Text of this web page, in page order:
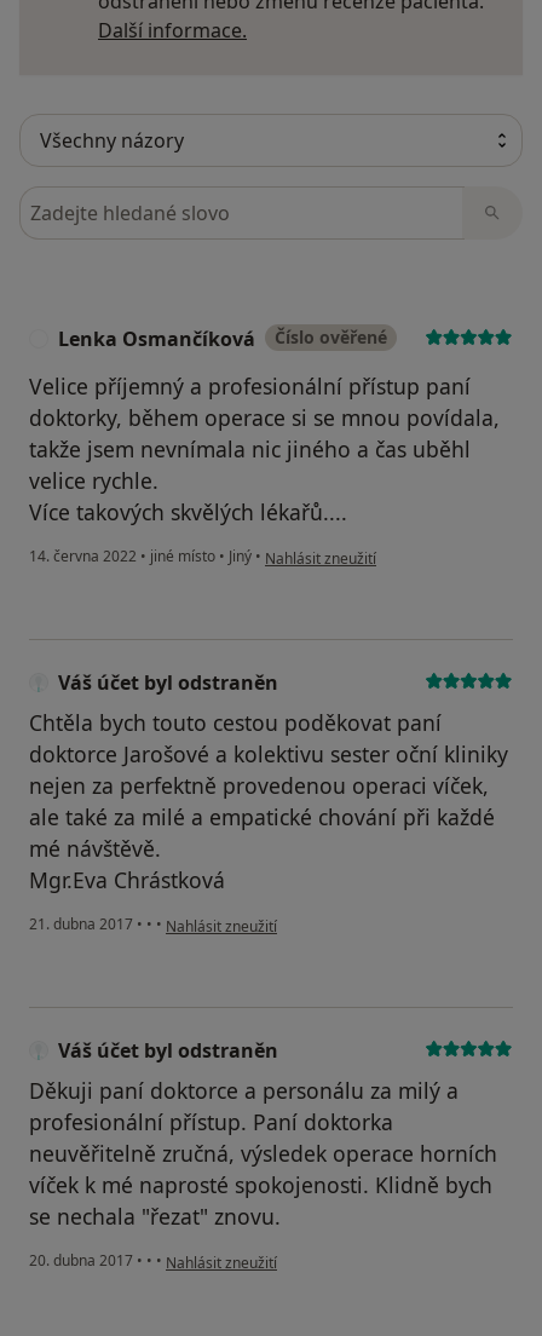
Další informace.
Hledejte v názorech
Lenka Osmančíková Číslo ověřené
Velice příjemný a profesionální přístup paní
doktorky, během operace si se mnou povídala,
takže jsem nevnímala nic jiného a čas uběhl
velice rychle.
Více takových skvělých lékařů....
14. června 2022 • jiné místo • Jiný • podle názoru uživatele Lenka
Nahlásit zneužití
Váš účet byl odstraněn
Chtěla bych touto cestou poděkovat paní
doktorce Jarošové a kolektivu sester oční kliniky
nejen za perfektně provedenou operaci víček,
ale také za milé a empatické chování při každé
mé návštěvě.
Mgr.Eva Chrástková
21. dubna 2017 • • • podle názoru uživatele Váš účet byl odstraněn
Nahlásit zneužití
Váš účet byl odstraněn
Děkuji paní doktorce a personálu za milý a
profesionální přístup. Paní doktorka
neuvěřitelně zručná, výsledek operace horních
víček k mé naprosté spokojenosti. Klidně bych
se nechala "řezat" znovu.
20. dubna 2017 • • • podle názoru uživatele Váš účet byl odstraněn
Nahlásit zneužití